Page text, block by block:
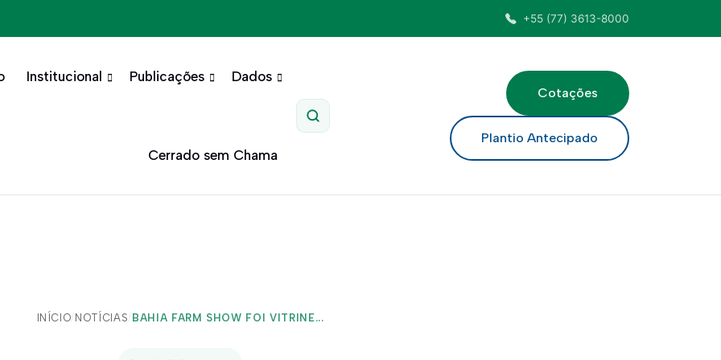
+55 (77) 3613-8000
Institucional Publicações Dados
Cerrado sem Chama
Pesquisar
Cotações
Plantio Antecipado
INÍCIO/ NOTÍCIAS/ BAHIA FARM SHOW FOI VITRINE...